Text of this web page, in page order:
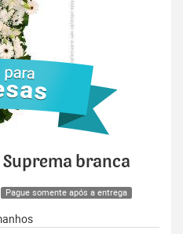
Suprema branca
Pague somente após a entrega